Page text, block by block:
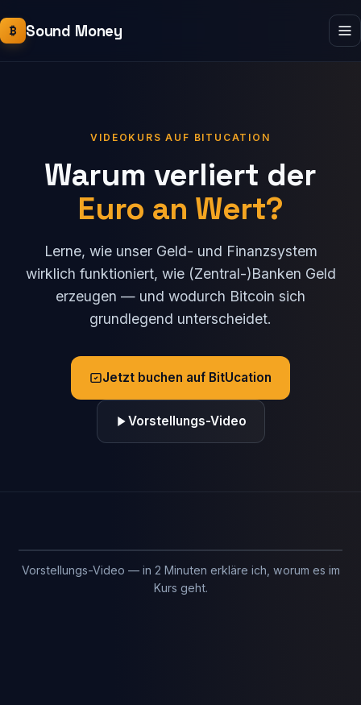
₿ Sound Money
VIDEOKURS AUF BITUCATION
Warum verliert der
Euro an Wert?
Lerne, wie unser Geld- und Finanzsystem
wirklich funktioniert, wie (Zentral-)Banken Geld
erzeugen — und wodurch Bitcoin sich
grundlegend unterscheidet.
Jetzt buchen auf BitUcation
Vorstellungs-Video
Vorstellungs-Video — in 2 Minuten erkläre ich, worum es im
Kurs geht.